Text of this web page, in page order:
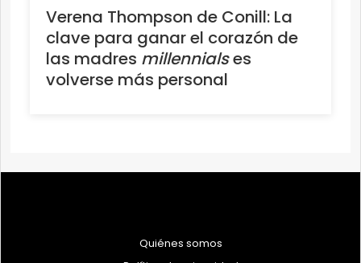
Verena Thompson de Conill: La
clave para ganar el corazón de
las madres millennialses
volverse más personal
Quiénes somos